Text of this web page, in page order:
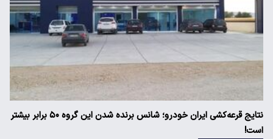
نتایج قرعه‌کشی ایران خودرو؛ شانس برنده شدن این گروه ۵۰ برابر بیشتر
است!